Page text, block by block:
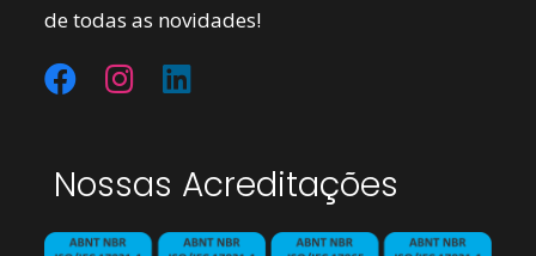
de todas as novidades!
Nossas Acreditações